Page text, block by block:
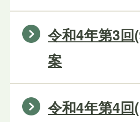
令和4年第3
案
令和4年第4